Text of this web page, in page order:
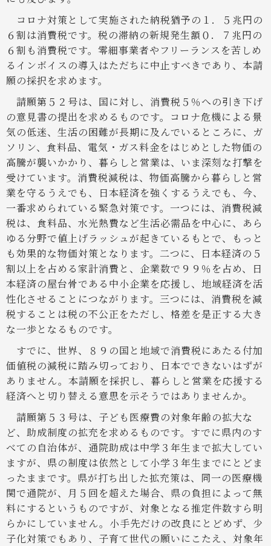
コロナ対策として実施された納税猶予の１．５兆円の
６割は消費税です。税の滞納の新規発生額０．７兆円の
６割も消費税です。零細事業者やフリーランスを苦しめ
るインボイスの導入はただちに中止すべきであり、本請
願の採択を求めます。
請願第５２号は、国に対し、消費税５％への引き下げ
の意見書の提出を求めるものです。コロナ危機による景
気の低迷、生活の困難が長期に及んでいるところに、ガ
ソリン、食料品、電気・ガス料金をはじめとした物価の
高騰が襲いかかり、暮らしと営業は、いま深刻な打撃を
受けています。消費税減税は、物価高騰から暮らしと営
業を守るうえでも、日本経済を強くするうえでも、今、
一番求められている緊急対策です。一つには、消費税減
税は、食料品、水光熱費など生活必需品を中心に、あら
ゆる分野で値上げラッシュが起きているもとで、もっと
も効果的な物価対策となります。二つに、日本経済の５
割以上を占める家計消費と、企業数で９９％を占め、日
本経済の屋台骨である中小企業を応援し、地域経済を活
性化させることにつながります。三つには、消費税を減
税することは税の不公正をただし、格差を是正する大き
な一歩となるものです。
すでに、世界、８９の国と地域で消費税にあたる付加
価値税の減税に踏み切っており、日本でできないはずが
ありません。本請願を採択し、暮らしと営業を応援する
経済へと切り替える意思を示そうではありませんか。
請願第５３号は、子ども医療費の対象年齢の拡大な
ど、助成制度の拡充を求めるものです。すでに県内のす
べての自治体が、通院助成は中学３年生まで拡大してい
ますが、県の制度は依然として小学３年生までにとどま
ったままです。県が打ち出した拡充策は、同一の医療機
関で通院が、月５回を超えた場合、県の負担によって無
料にするというものですが、対象となる推定件数すら明
らかにしていません。小手先だけの改良にとどめず、少
子化対策でもあり、子育て世代の願いにこたえ、対象年